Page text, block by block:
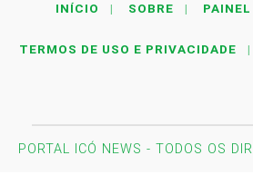
INÍCIO | SOBRE |
TERMOS DE USO E PRIVACIDADE |
PORTAL ICÓ NEWS - TODOS OS